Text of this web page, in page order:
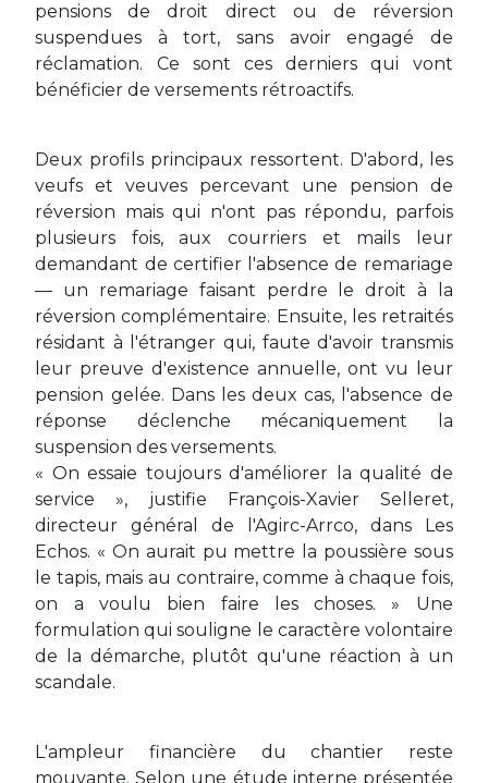
pensions de droit direct ou de réversion
suspendues à tort, sans avoir engagé de
réclamation. Ce sont ces derniers qui vont
bénéficier de versements rétroactifs.
Deux profils principaux ressortent. D'abord, les
veufs et veuves percevant une pension de
réversion mais qui n'ont pas répondu, parfois
plusieurs fois, aux courriers et mails leur
demandant de certifier l'absence de remariage
— un remariage faisant perdre le droit à la
réversion complémentaire. Ensuite, les retraités
résidant à l'étranger qui, faute d'avoir transmis
leur preuve d'existence annuelle, ont vu leur
pension gelée. Dans les deux cas, l'absence de
réponse déclenche mécaniquement la
suspension des versements.
« On essaie toujours d'améliorer la qualité de
service », justifie François-Xavier Selleret,
directeur général de l'Agirc-Arrco, dans Les
Echos. « On aurait pu mettre la poussière sous
le tapis, mais au contraire, comme à chaque fois,
on a voulu bien faire les choses. » Une
formulation qui souligne le caractère volontaire
de la démarche, plutôt qu'une réaction à un
scandale.
L'ampleur financière du chantier reste
mouvante. Selon une étude interne présentée